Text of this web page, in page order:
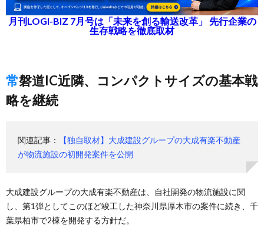
月刊LOGI-BIZ 7月号は「未来を創る輸送改革」 先行企業の
生存戦略を徹底取材
常磐道IC近隣、コンパクトサイズの基本戦
略を継続
関連記事：
【独自取材】大成建設グループの大成有楽不動産
が物流施設の初開発案件を公開
大成建設グループの大成有楽不動産は、自社開発の物流施設に関
し、第1弾としてこのほど竣工した神奈川県厚木市の案件に続き、千
葉県柏市で2棟を開発する方針だ。